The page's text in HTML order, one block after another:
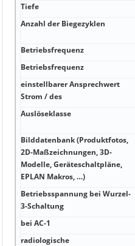
Tiefe
Anzahl der Biegezyklen
Betriebsfrequenz
Betriebsfrequenz
einstellbarer Ansprechwert
Strom / des
Auslöseklasse
Bilddatenbank (Produktfotos,
2D-Maßzeichnungen, 3D-
Modelle, Geräteschaltpläne,
EPLAN Makros, …)
Betriebsspannung bei Wurzel-
3-Schaltung
bei AC-1
radiologische